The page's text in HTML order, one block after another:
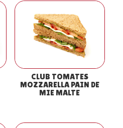
CLUB TOMATES
MOZZARELLA PAIN DE
MIE MALTE